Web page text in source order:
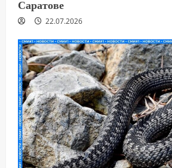
Саратове
22.07.2026